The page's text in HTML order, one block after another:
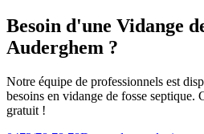
Besoin d'une Vidange
Auderghem ?
Notre équipe de professionnels est
besoins en vidange de fosse septique.
gratuit !